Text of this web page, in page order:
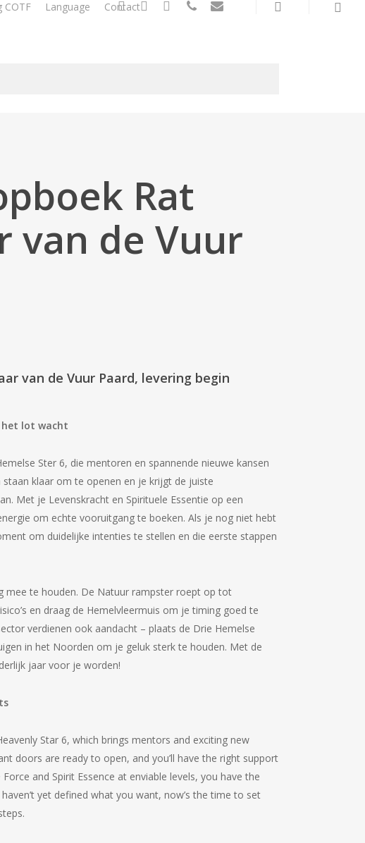
COTF Language Contact
twitterfacebooklinkedin phone email search
Rat
van de Vuur
van de Vuur Paard, levering begin
het lot wacht
Ster 6, die mentoren en spannende nieuwe kansen
​​klaar om te openen en je krijgt de juiste
Met je Levenskracht en Spirituele Essentie op een
om echte vooruitgang te boeken. Als je nog niet hebt
om duidelijke intenties te stellen en die eerste stappen
mee te houden. De Natuur rampster roept op tot
en draag de Hemelvleermuis om je timing goed te
verdienen ook aandacht – plaats de Drie Hemelse
in het Noorden om je geluk sterk te houden. Met de
jaar voor je worden!
Star 6, which brings mentors and exciting new
doors are ready to open, and you’ll have the right support
and Spirit Essence at enviable levels, you have the
yet defined what you want, now’s the time to set